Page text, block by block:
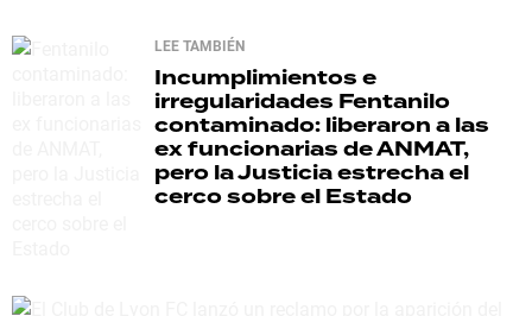
LEE TAMBIÉN
Incumplimientos e
irregularidades Fentanilo
contaminado: liberaron a las
ex funcionarias de ANMAT,
pero la Justicia estrecha el
cerco sobre el Estado